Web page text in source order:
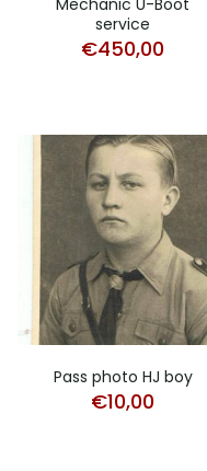
Mechanic U-Boot
service
€450,00
Pass photo HJ boy
€10,00